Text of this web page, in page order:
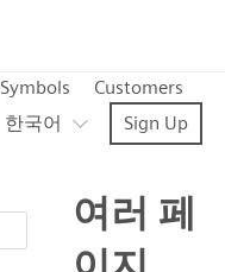
Symbols
Customers
한국어
Sign Up
여러 페